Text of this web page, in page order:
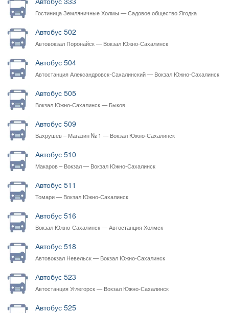
Гостиница Земляничные Холмы — Садовое общество Ягодка
Автобус 502
Автовокзал Поронайск — Вокзал Южно-Сахалинск
Автобус 504
Автостанция Александровск-Сахалинский — Вокзал Южно-Сахалинск
Автобус 505
Вокзал Южно-Сахалинск — Быков
Автобус 509
Вахрушев – Магазин № 1 — Вокзал Южно-Сахалинск
Автобус 510
Макаров – Вокзал — Вокзал Южно-Сахалинск
Автобус 511
Томари — Вокзал Южно-Сахалинск
Автобус 516
Вокзал Южно-Сахалинск — Автостанция Холмск
Автобус 518
Автовокзал Невельск — Вокзал Южно-Сахалинск
Автобус 523
Автостанция Углегорск — Вокзал Южно-Сахалинск
Автобус 525